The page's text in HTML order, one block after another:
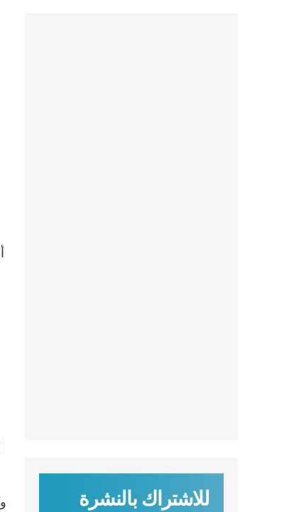
للاشتراك بالنشرة